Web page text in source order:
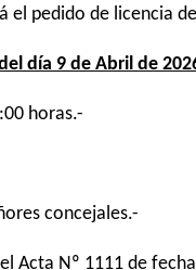
el pedido de licencia
día 9 de Abril de
horas.-
concejales.-
Acta Nº 1111 de